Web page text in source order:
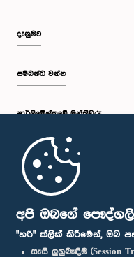
අපි ඔබගේ
"හරි" ක්ලික් කිරීමෙන්, ඔබ
සැසි ලුහුබැඳීම (Session
දැනුමට
සම්බන්ධ වන්න
පාර්ලි‌මේන්තුවේ මන්ත්‍රීවරු
මුල් පිටුව
පාර්ලිමේන්තු ජංගම යෙදුම